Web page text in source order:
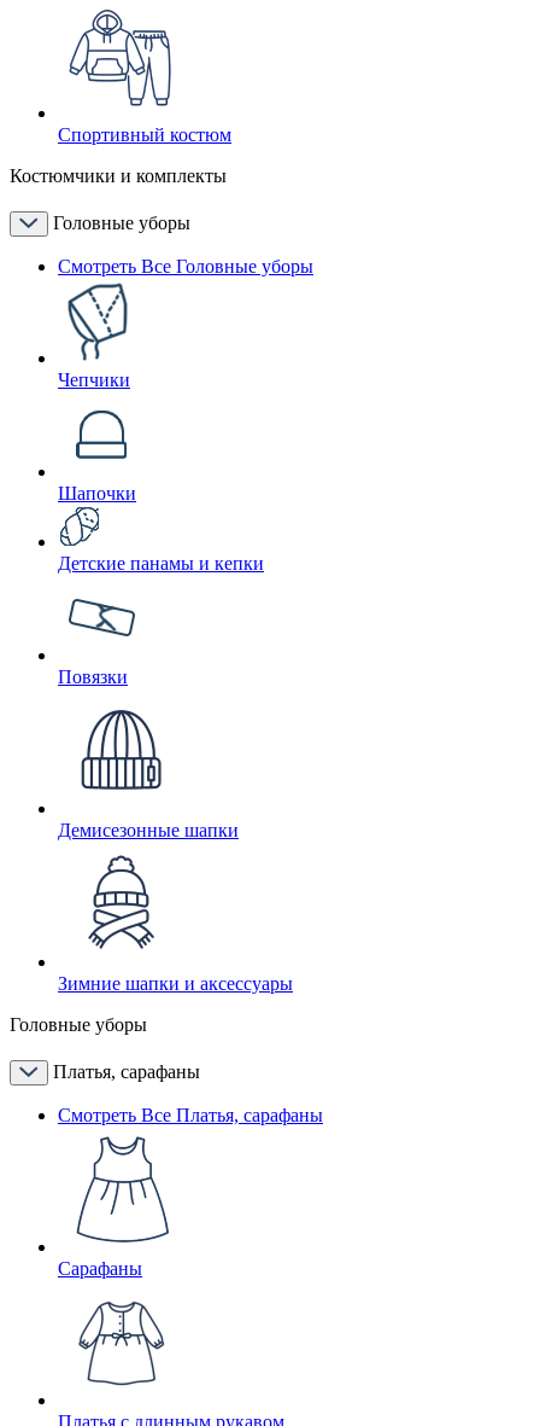
Спортивный костюм
Костюмчики и комплекты
Головные уборы
Смотреть Все Головные уборы
Чепчики
Шапочки
Детские панамы и кепки
Повязки
Демисезонные шапки
Зимние шапки и аксессуары
Головные уборы
Платья, сарафаны
Смотреть Все Платья, сарафаны
Сарафаны
Платья с длинным рукавом